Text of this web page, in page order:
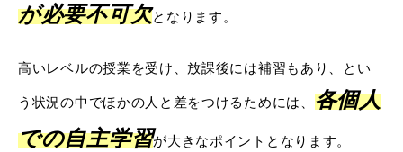
が必要不可欠となります。
高いレベルの授業を受け、放課後には補習もあり、とい
う状況の中でほかの人と差をつけるためには、 各個人
での自主学習が大きなポイントとなります。